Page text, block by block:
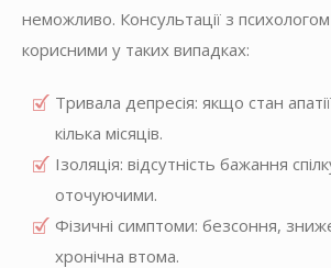
неможливо. Консультації з
корисними у таких випадках:
Тривала депресія: якщо стан
кілька місяців.
Ізоляція: відсутність бажання
оточуючими.
Фізичні симптоми: безсоння,
хронічна втома.